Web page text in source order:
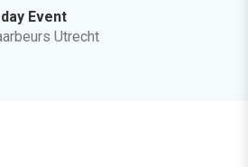
Event
Utrecht